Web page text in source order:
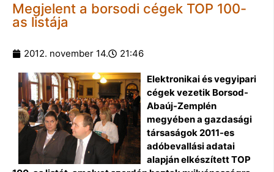
Megjelent a borsodi cégek TOP 100-
as listája
2012. november 14. 21:46
Elektronikai és vegyipari
cégek vezetik Borsod-
Abaúj-Zemplén
megyében a gazdasági
társaságok 2011-es
adóbevallási adatai
alapján elkészített TOP